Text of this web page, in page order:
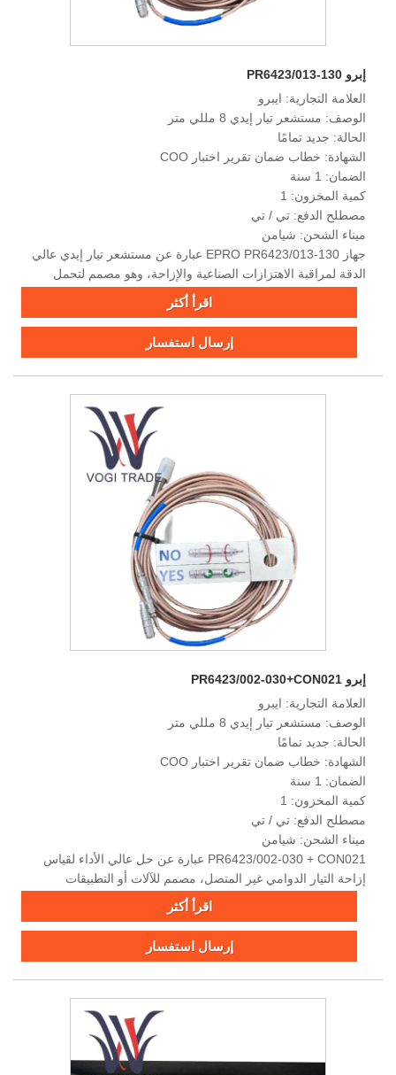
إبرو PR6423/013-130
العلامة التجارية: ايبرو
الوصف: مستشعر تيار إيدي 8 مللي متر
الحالة: جديد تمامًا
الشهادة: خطاب ضمان تقرير اختبار COO
الضمان: 1 سنة
كمية المخزون: 1
مصطلح الدفع: تي / تي
ميناء الشحن: شيامن
جهاز EPRO PR6423/013-130 عبارة عن مستشعر تيار إيدي عالي
الدقة لمراقبة الاهتزازات الصناعية والإزاحة، وهو مصمم لتحمل
اقرأ أكثر
إرسال استفسار
إبرو PR6423/002-030+CON021
العلامة التجارية: ايبرو
الوصف: مستشعر تيار إيدي 8 مللي متر
الحالة: جديد تمامًا
الشهادة: خطاب ضمان تقرير اختبار COO
الضمان: 1 سنة
كمية المخزون: 1
مصطلح الدفع: تي / تي
ميناء الشحن: شيامن
PR6423/002-030 + CON021 عبارة عن حل عالي الأداء لقياس
إزاحة التيار الدوامي غير المتصل، مصمم للآلات أو التطبيقات
الدوارة الصغيرة والمتوسطة الحجم التي تتطلب مراقبة اهتزاز
اقرأ أكثر
إرسال استفسار